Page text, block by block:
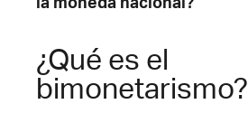
la moneda nacional?
¿Qué es el
bimonetarismo?